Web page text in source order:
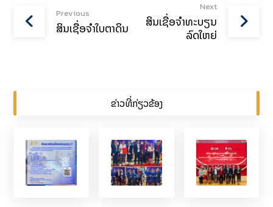
Previous
ສິນເຊື່ອຈຳໃບຕາດິນ
Next
ສິນເຊື່ອຈຳທະບຽນ
ລົດໃຫຍ່
ຂ່າວທີ່ກ່ຽວຂ້ອງ